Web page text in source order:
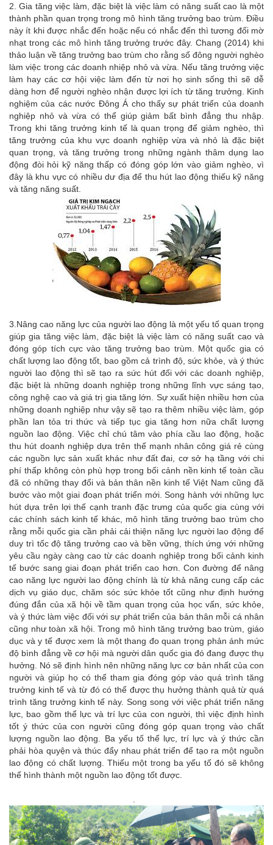
2. Gia tăng việc làm, đặc biệt là việc làm có năng suất cao là một
thành phần quan trọng trong mô hình tăng trưởng bao trùm. Điều
này ít khi được nhắc đến hoặc nếu có nhắc đến thì tương đối mờ
nhạt trong các mô hình tăng trưởng trước đây. Chang (2014) khi
thảo luận về tăng trưởng bao trùm cho rằng số đông người nghèo
làm việc trong các doanh nhiệp nhỏ và vừa. Nếu tăng trưởng việc
làm hay các cơ hội việc làm đến từ nơi họ sinh sống thì sẽ dễ
dàng hơn để người nghèo nhận được lợi ích từ tăng trưởng. Kinh
nghiệm của các nước Đông Á cho thấy sự phát triển của doanh
nghiệp nhỏ và vừa có thể giúp giảm bất bình đẳng thu nhập.
Trong khi tăng trưởng kinh tế là quan trọng để giảm nghèo, thì
tăng trưởng của khu vực doanh nghiệp vừa và nhỏ là đặc biệt
quan trọng, và tăng trưởng trong những ngành thâm dụng lao
động đòi hỏi kỹ năng thấp có đóng góp lớn vào giảm nghèo, vì
đây là khu vực có nhiều dư địa để thu hút lao động thiếu kỹ năng
và tăng năng suất.
3.Nâng cao năng lực của người lao động là một yếu tố quan trọng
giúp gia tăng việc làm, đặc biệt là việc làm có năng suất cao và
đóng góp tích cực vào tăng trưởng bao trùm. Một quốc gia có
chất lượng lao động tốt, bao gồm cả trình độ, sức khỏe, và ý thức
người lao động thì sẽ tạo ra sức hút đối với các doanh nghiệp,
đặc biệt là những doanh nghiệp trong những lĩnh vực sáng tạo,
công nghệ cao và giá trị gia tăng lớn. Sự xuất hiện nhiều hơn của
những doanh nghiệp như vậy sẽ tạo ra thêm nhiều việc làm, góp
phần lan tỏa tri thức và tiếp tục gia tăng hơn nữa chất lượng
nguồn lao động. Việc chỉ chú tâm vào phía cầu lao động, hoặc
thu hút doanh nghiệp dựa trên thế mạnh nhân công giá rẻ cùng
các nguồn lực sản xuất khác như đất đai, cơ sở hạ tầng với chi
phí thấp không còn phù hợp trong bối cảnh nền kinh tế toàn cầu
đã có những thay đổi và bản thân nền kinh tế Việt Nam cũng đã
bước vào một giai đoạn phát triển mới. Song hành với những lực
hút dựa trên lợi thế cạnh tranh đặc trưng của quốc gia cùng với
các chính sách kinh tế khác, mô hình tăng trưởng bao trùm cho
rằng mỗi quốc gia cần phải cải thiện năng lực người lao động để
duy trì tốc độ tăng trưởng cao và bền vững, thích ứng với những
yêu cầu ngày càng cao từ các doanh nghiệp trong bối cảnh kinh
tế bước sang giai đoạn phát triển cao hơn. Con đường để nâng
cao năng lực người lao động chính là từ khả năng cung cấp các
dịch vụ giáo dục, chăm sóc sức khỏe tốt cũng như định hướng
đúng đắn của xã hội về tầm quan trọng của học vấn, sức khỏe,
và ý thức làm việc đối với sự phát triển của bản thân mỗi cá nhân
cũng như toàn xã hội. Trong mô hình tăng trưởng bao trùm, giáo
dục và y tế được xem là một thang đo quan trọng phản ánh mức
độ bình đẳng về cơ hội mà người dân quốc gia đó đang được thụ
hưởng. Nó sẽ định hình nên những năng lực cơ bản nhất của con
người và giúp họ có thể tham gia đóng góp vào quá trình tăng
trưởng kinh tế và từ đó có thể được thụ hưởng thành quả từ quá
trình tăng trưởng kinh tế này. Song song với việc phát triển năng
lực, bao gồm thể lực và trí lực của con người, thì việc định hình
tốt ý thức của con người cũng đóng góp quan trọng vào chất
lượng nguồn lao động. Ba yếu tố thể lực, trí lực và ý thức cần
phải hòa quyện và thúc đẩy nhau phát triển để tạo ra một nguồn
lao động có chất lượng. Thiếu một trong ba yếu tố đó sẽ không
thể hình thành một nguồn lao động tốt được.